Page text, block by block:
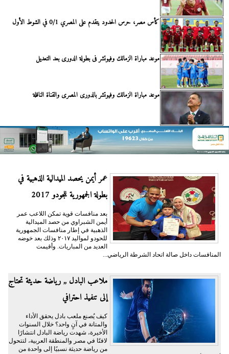
كأس مصر، حرس الحدود يتقدم على المصري 0/1 في الشوط الأول
موعد مباراة الزمالك وفيوتشر فى بطولة الدورى بعد التعديل
موعد مباراة الزمالك وفيوتشر بالدورى المصرى والقناة الناقلة
عمر أيمن يحصد الميدالية الذهبية في
بطولة الجمهورية للجودو 2017
بعد منافسات قوية تمكن اللاعب عمر
أيمن الشبراوي من حصد الميدالية
الذهبية في إطار منافسات الجمهورية
للحودو لمواليد ٢٠١٧ وذلك بعد خوضه
العديد من المباريات. وأقيمت
المنافسات داخل صالة اتحاد الشرطة الرياضي...
ملاعب البادل ,, رياضة حديثة تحتاج
إلى تنفيذ احترافي
كيف يُصنع ملعب بادل يحقق الأداء
والمتانة في آنٍ واحد؟ خلال السنوات
الأخيرة، شهدت رياضة البادل انتشارًا
لافتًا في مصر والمنطقة العربية، لتتحول
من رياضة حديثة نسبيًا إلى واحدة من